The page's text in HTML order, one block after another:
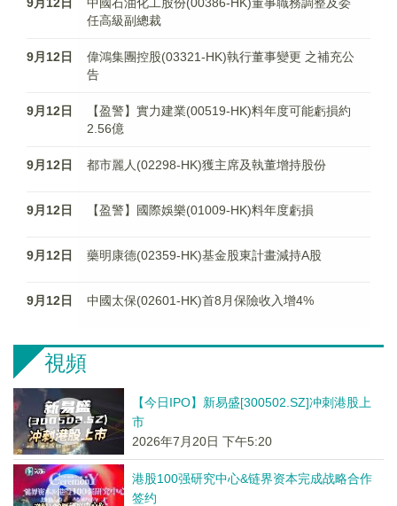
任高級副總裁
9月12日
偉鴻集團控股(03321-HK)執行董事變更 之補充公
告
9月12日
【盈警】實力建業(00519-HK)料年度可能虧損約
2.56億
9月12日 都市麗人(02298-HK)獲主席及執董增持股份
9月12日 【盈警】國際娛樂(01009-HK)料年度虧損
9月12日 藥明康德(02359-HK)基金股東計畫減持A股
9月12日 中國太保(02601-HK)首8月保險收入增4%
視頻
【今日IPO】新易盛[300502.SZ]冲刺港股上
市
2026年7月20日 下午5:20
港股100强研究中心&链界资本完成战略合作
签约